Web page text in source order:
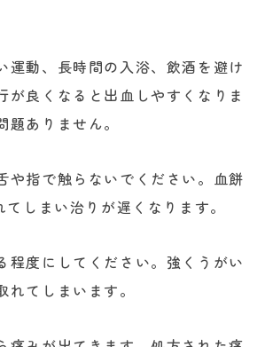
運動、長時間の入浴、飲酒を避け
が良くなると出血しやすくなりま
ありません。
や指で触らないでください。血餅
しまい治りが遅くなります。
程度にしてください。強くうがい
てしまいます。